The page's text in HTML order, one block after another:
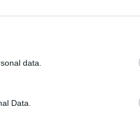
data.
Data.